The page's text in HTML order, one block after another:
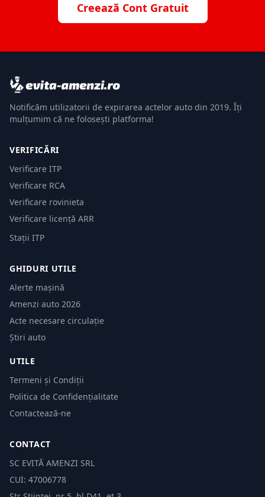
Creează Cont Gratuit
Notificăm utilizatorii de expirarea actelor auto din 2019. Îți
mulțumim că ne folosești platforma!
VERIFICĂRI
Verificare ITP
Verificare RCA
Verificare rovinieta
Verificare licență ARR
Stații ITP
GHIDURI UTILE
Alerte mașină
Amenzi auto 2026
Acte necesare circulație
Știri auto
UTILE
Termeni și Condiții
Politica de Confidențialitate
Contactează-ne
CONTACT
SC EVITĂ AMENZI SRL
CUI: 47006778